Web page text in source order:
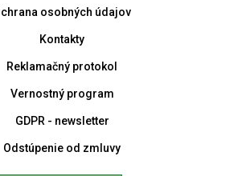
osobných údajov
Kontakty
Reklamačný protokol
Vernostný program
GDPR - newsletter
Odstúpenie od zmluvy